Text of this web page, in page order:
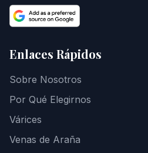
Enlaces Rápidos
Sobre Nosotros
Por Qué Elegirnos
Várices
Venas de Araña